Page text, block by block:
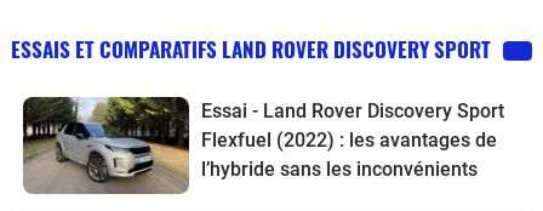
ESSAIS ET COMPARATIFS LAND ROVER DISCOVERY SPORT
Essai - Land Rover Discovery Sport
Flexfuel (2022) : les avantages de
l’hybride sans les inconvénients